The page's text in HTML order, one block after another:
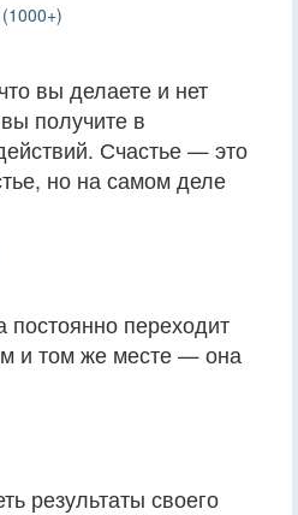
вы делаете и нет
получите в
Счастье — это
но на самом деле
постоянно переходит
и том же месте — она
результаты своего